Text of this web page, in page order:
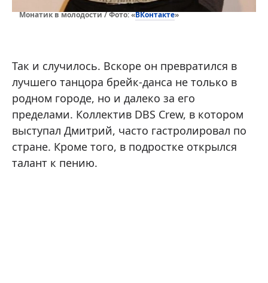
Монатик в молодости / Фото: «ВКонтакте»
Так и случилось. Вскоре он превратился в
лучшего танцора брейк-данса не только в
родном городе, но и далеко за его
пределами. Коллектив DBS Crew, в котором
выступал Дмитрий, часто гастролировал по
стране. Кроме того, в подростке открылся
талант к пению.